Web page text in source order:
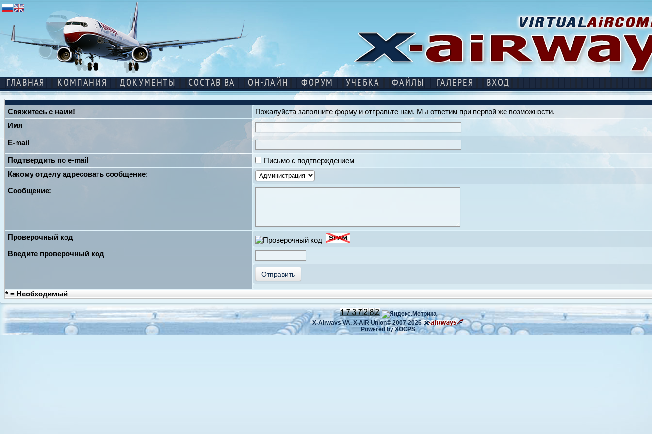
ГЛАВНАЯ КОМПАНИЯ ДОКУМЕНТЫ СОСТАВ ВА ОН-ЛАЙН ФОРУМ УЧЕБКА ФАЙЛЫ ГАЛЕРЕЯ ВХОД
Свяжитесь с нами!
Пожалуйста заполните форму и отправьте нам. Мы ответим при первой же возможности.
Имя
E-mail
Подтвердить по e-mail
Письмо с подтверждением
Какому отделу адресовать сообщение:
Сообщение:
Проверочный код
Введите проверочный код
* = Необходимый
X-Airways VA,X-AiR Union©2007-2026
Powered byXOOPS